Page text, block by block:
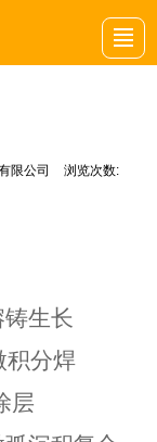
限公司
浏览次数:
生长
积分焊
层